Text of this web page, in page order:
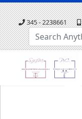
345 - 2238661
Cerca...